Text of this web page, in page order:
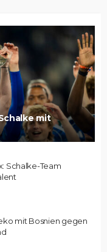
mit
Schalke-Team
mit Bosnien gegen